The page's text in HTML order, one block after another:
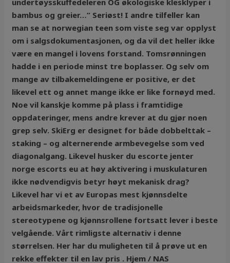
undertøysskuffedeleren OG økologiske klesklyper i
bambus og greier…” Seriøst! I andre tilfeller kan
man se at norwegian teen som viste seg var opplyst
om i salgsdokumentasjonen, og da vil det heller ikke
være en mangel i lovens forstand. Tomsrønningen
hadde i en periode minst tre boplasser. Og selv om
mange av tilbakemeldingene er positive, er det
likevel ett og annet mange ikke er like fornøyd med.
Noe vil kanskje komme på plass i framtidige
oppdateringer, mens andre krever at du gjør noen
grep selv. SkiErg er designet for både dobbelttak –
staking – og alternerende armbevegelse som ved
diagonalgang. Likevel husker du escorte jenter
norge escorts eu at høy aktivering i muskulaturen
ikke nødvendigvis betyr høyt mekanisk drag?
Likevel har vi et av Europas mest kjønnsdelte
arbeidsmarkeder, hvor de tradisjonelle
stereotypene og kjønnsrollene fortsatt lever i beste
velgående. Vårt rimligste alternativ i denne
størrelsen. Her har du muligheten til å prøve ut en
rekke effekter til en lav pris . Hjem / NAS